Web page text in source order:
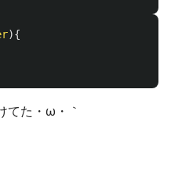
){
てた・ω・｀